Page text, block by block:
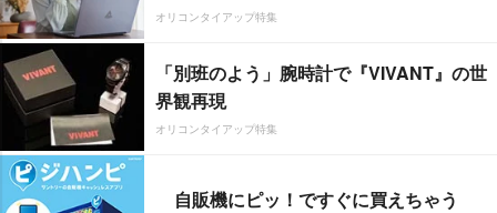
オリコンタイアップ特集
「別班のよう」腕時計で『VIVANT』の世
界観再現
オリコンタイアップ特集
自販機にピッ！ですぐに買えちゃう